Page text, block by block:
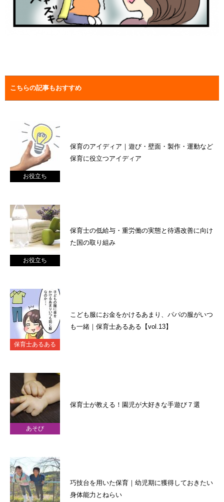
こちらの記事もおすすめ
お役立ち
保育のアイディア｜遊び・壁面・製作・運動など
保育に役立つアイディア
お役立ち
保育士の低給与・重労働の実態と待遇改善に向け
た国の取り組み
保育士あるある
こども服にお金をかけるあまり、パパの服がいつ
も一緒｜保育士あるある【vol.13】
あそび
保育士が教える！園児が大好きな手遊び７選
巧技台を用いた保育｜幼児期に獲得しておきたい
身体能力とねらい